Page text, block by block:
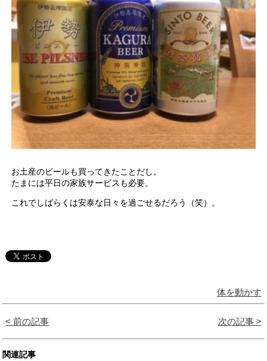
お土産のビールも買ってきたことだし。
たまには平日の家族サービスも必要。
これでしばらくは安泰な日々を過ごせるだろう（笑）。
体を動かす
< 前の記事 次の記事 >
関連記事